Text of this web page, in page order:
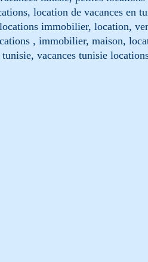
location de vacances en
immobilier, location,
, immobilier, maison,
tunisie, vacances tunisie